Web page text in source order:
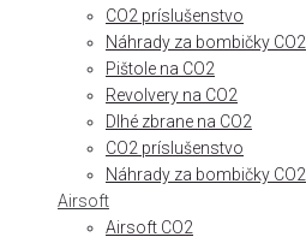
CO2 príslušenstvo
Náhrady za bombičky CO2
Pištole na CO2
Revolvery na CO2
Dlhé zbrane na CO2
CO2 príslušenstvo
Náhrady za bombičky CO2
Airsoft
Airsoft CO2